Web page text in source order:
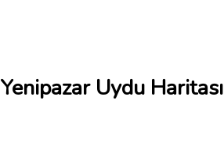
Yenipazar Uydu Haritası